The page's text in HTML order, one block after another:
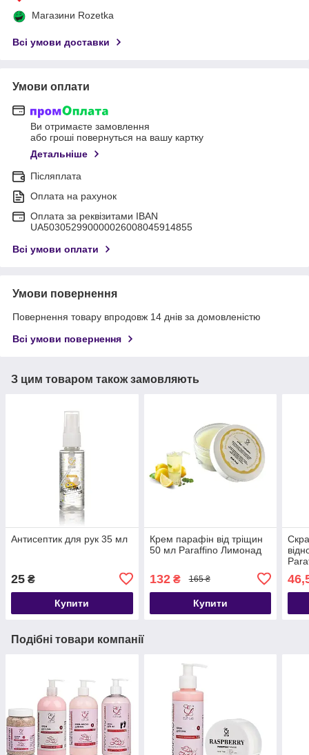
Магазини Rozetka
Всі умови доставки
Умови оплати
Ви отримаєте замовлення
або гроші повернуться на вашу картку
Детальніше
Післяплата
Оплата на рахунок
Оплата за реквізитами IBAN
UA503052990000026008045914855
Всі умови оплати
Умови повернення
Повернення товару впродовж 14 днів за домовленістю
Всі умови повернення
З цим товаром також замовляють
Антисептик для рук 35 мл
25 ₴
Купити
Крем парафін від тріщин
50 мл Paraffino Лимонад
132₴ 165 ₴
Купити
Подібні товари компанії